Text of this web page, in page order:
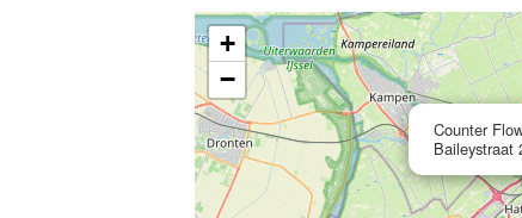
Counter
Baileystraat
+
−